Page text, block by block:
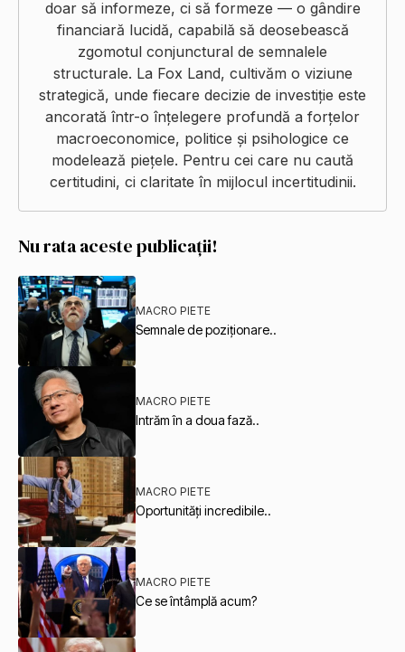
doar să informeze, ci să formeze — o gândire
financiară lucidă, capabilă să deosebească
zgomotul conjunctural de semnalele
structurale. La Fox Land, cultivăm o viziune
strategică, unde fiecare decizie de investiție este
ancorată într-o înțelegere profundă a forțelor
macroeconomice, politice și psihologice ce
modelează piețele. Pentru cei care nu caută
certitudini, ci claritate în mijlocul incertitudinii.
Nu rata aceste publicații!
MACRO PIETE
Semnale de poziționare..
MACRO PIETE
Intrăm în a doua fază..
MACRO PIETE
Oportunități incredibile..
MACRO PIETE
Ce se întâmplă acum?